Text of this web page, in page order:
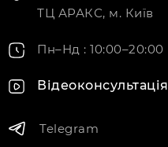
ТЦ АРАКС, м. Київ
Пн–Нд : 10:00–20:00
Відеоконсультація
Telegram